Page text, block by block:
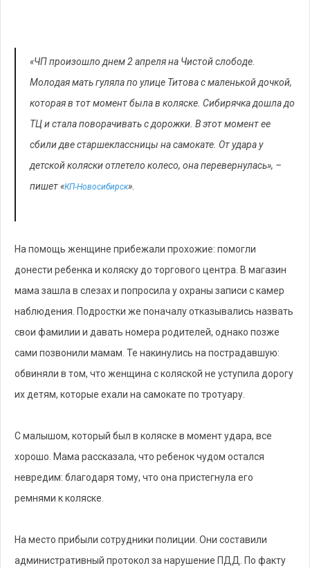
«ЧП произошло днем 2 апреля на Чистой слободе.
Молодая мать гуляла по улице Титова с маленькой дочкой,
которая в тот момент была в коляске. Сибирячка дошла до
ТЦ и стала поворачивать с дорожки. В этот момент ее
сбили две старшеклассницы на самокате. От удара у
детской коляски отлетело колесо, она перевернулась», –
пишет «КП-Новосибирск».
На помощь женщине прибежали прохожие: помогли
донести ребенка и коляску до торгового центра. В магазин
мама зашла в слезах и попросила у охраны записи с камер
наблюдения. Подростки же поначалу отказывались назвать
свои фамилии и давать номера родителей, однако позже
сами позвонили мамам. Те накинулись на пострадавшую:
обвиняли в том, что женщина с коляской не уступила дорогу
их детям, которые ехали на самокате по тротуару.
С малышом, который был в коляске в момент удара, все
хорошо. Мама рассказала, что ребенок чудом остался
невредим: благодаря тому, что она пристегнула его
ремнями к коляске.
На место прибыли сотрудники полиции. Они составили
административный протокол за нарушение ПДД. По факту